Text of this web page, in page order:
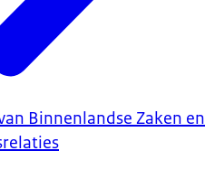
Binnenlandse Zaken en